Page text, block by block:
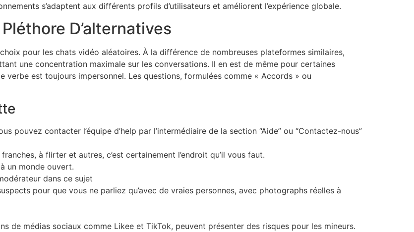
s’adaptent aux différents profils d’utilisateurs et améliorent l’expérience globale.
D’alternatives
pour les chats vidéo aléatoires. À la différence de nombreuses plateformes similaires,
une concentration maximale sur les conversations. Il en est de même pour certaines
verbe est toujours impersonnel. Les questions, formulées comme « Accords » ou
pouvez contacter l’équipe d’help par l’intermédiaire de la section “Aide” ou “Contactez-nous”
à flirter et autres, c’est certainement l’endroit qu’il vous faut.
un monde ouvert.
dans ce sujet
pour que vous ne parliez qu’avec de vraies personnes, avec photographs réelles à
de médias sociaux comme Likee et TikTok, peuvent présenter des risques pour les mineurs.